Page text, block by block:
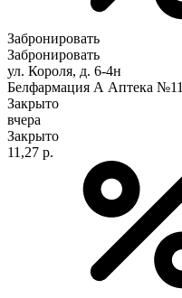
Забронировать
Забронировать
ул. Короля, д. 6-4н
Белфармация А Аптека №11
Закрыто
вчера
Закрыто
11,27 р.